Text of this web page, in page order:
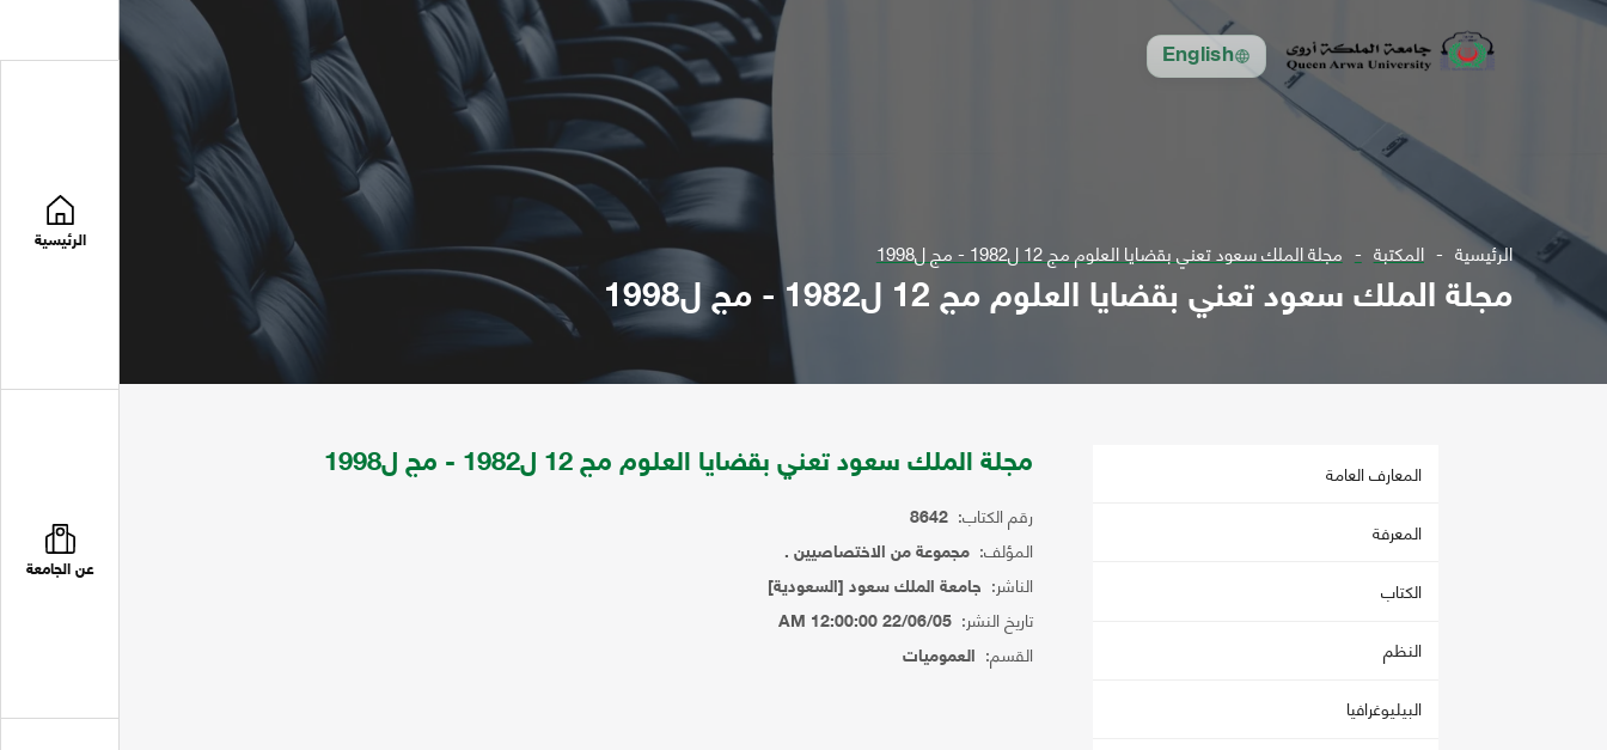
English
الرئيسية
عن الجامعة
الرئيسية المكتبة مجلة الملك سعود تعني بقضايا العلوم مج 12 ل1982 - مج ل1998
مجلة الملك سعود تعني بقضايا العلوم مج 12 ل1982 - مج ل1998
المعارف العامة
المعرفة
الكتاب
النظم
البيليوغرافيا
مجلة الملك سعود تعني بقضايا العلوم مج 12 ل1982 - مج ل1998
رقم الكتاب: 8642
المؤلف: مجموعة من الاختصاصيين .
الناشر: جامعة الملك سعود [السعودية]
تاريخ النشر: 22/06/05 12:00:00 AM
القسم: العموميات